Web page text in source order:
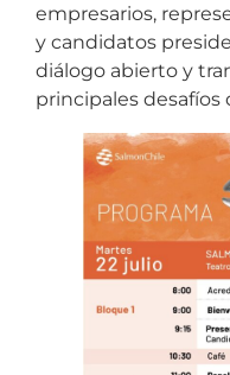
empresarios,
y candidatos
diálogo abierto y
principales desafíos